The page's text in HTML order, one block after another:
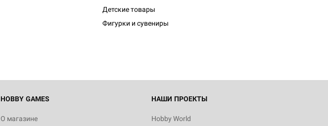
Детские товары
Фигурки и сувениры
HOBBY GAMES
О магазине
НАШИ ПРОЕКТЫ
Hobby World